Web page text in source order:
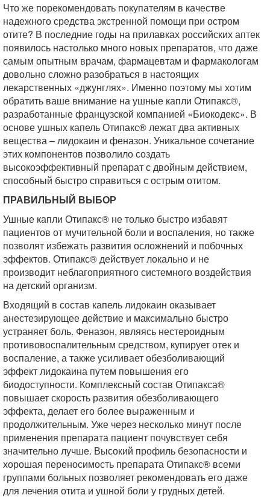
Что же порекомендовать покупателям в качестве
надежного средства экстренной помощи при остром
отите? В последние годы на прилавках российских аптек
появилось настолько много новых препаратов, что даже
самым опытным врачам, фармацевтам и фармакологам
довольно сложно разобраться в настоящих
лекарственных «джунглях». Именно поэтому мы хотим
обратить ваше внимание на ушные капли Отипакс®,
разработанные французской компанией «Биокодекс». В
основе ушных капель Отипакс® лежат два активных
вещества – лидокаин и феназон. Уникальное сочетание
этих компонентов позволило создать
высокоэффективный препарат с двойным действием,
способный быстро справиться с острым отитом.
ПРАВИЛЬНЫЙ ВЫБОР
Ушные капли Отипакс® не только быстро избавят
пациентов от мучительной боли и воспаления, но также
позволят избежать развития осложнений и побочных
эффектов. Отипакс® действует локально и не
производит неблагоприятного системного воздействия
на детский организм.
Входящий в состав капель лидокаин оказывает
анестезирующее действие и максимально быстро
устраняет боль. Феназон, являясь нестероидным
противовоспалительным средством, купирует отек и
воспаление, а также усиливает обезболивающий
эффект лидокаина путем повышения его
биодоступности. Комплексный состав Отипакса®
повышает скорость развития обезболивающего
эффекта, делает его более выраженным и
продолжительным. Уже через несколько минут после
применения препарата пациент почувствует себя
значительно лучше. Высокий профиль безопасности и
хорошая переносимость препарата Отипакс® всеми
группами больных позволяет рекомендовать его даже
для лечения отита и ушной боли у грудных детей.